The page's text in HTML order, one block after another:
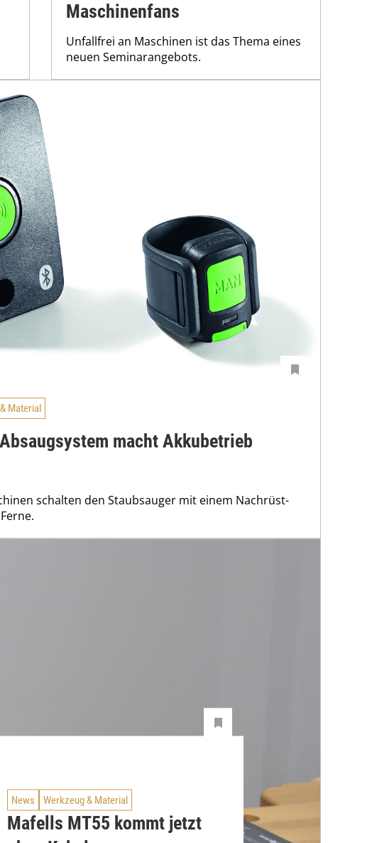
Maschinenfans
Unfallfrei an Maschinen ist das Thema eines
neuen Seminarangebots.
Material
macht Akkubetrieb
schalten den Staubsauger mit einem Nachrüst-
News Werkzeug & Material
Mafells MT55 kommt jetzt